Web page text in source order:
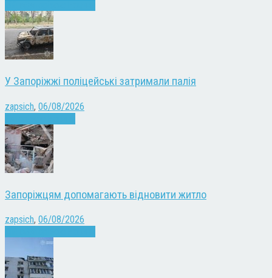
У Запоріжжі поліцейські затримали палія
zapsich, 06/08/2026
Запоріжцям допомагають відновити житло
zapsich, 06/08/2026